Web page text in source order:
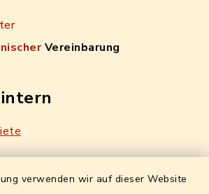
verwenden wir auf dieser Website
Vereinbarung